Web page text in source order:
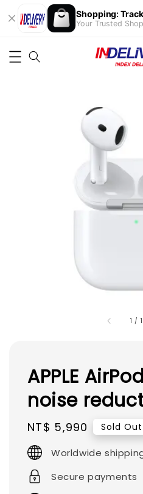
Shopping:
Your Trusted
1 / 1
APPLE
noise
Regular
price
NT$ 5,990 Sold Out
Worldwide
Secure payments